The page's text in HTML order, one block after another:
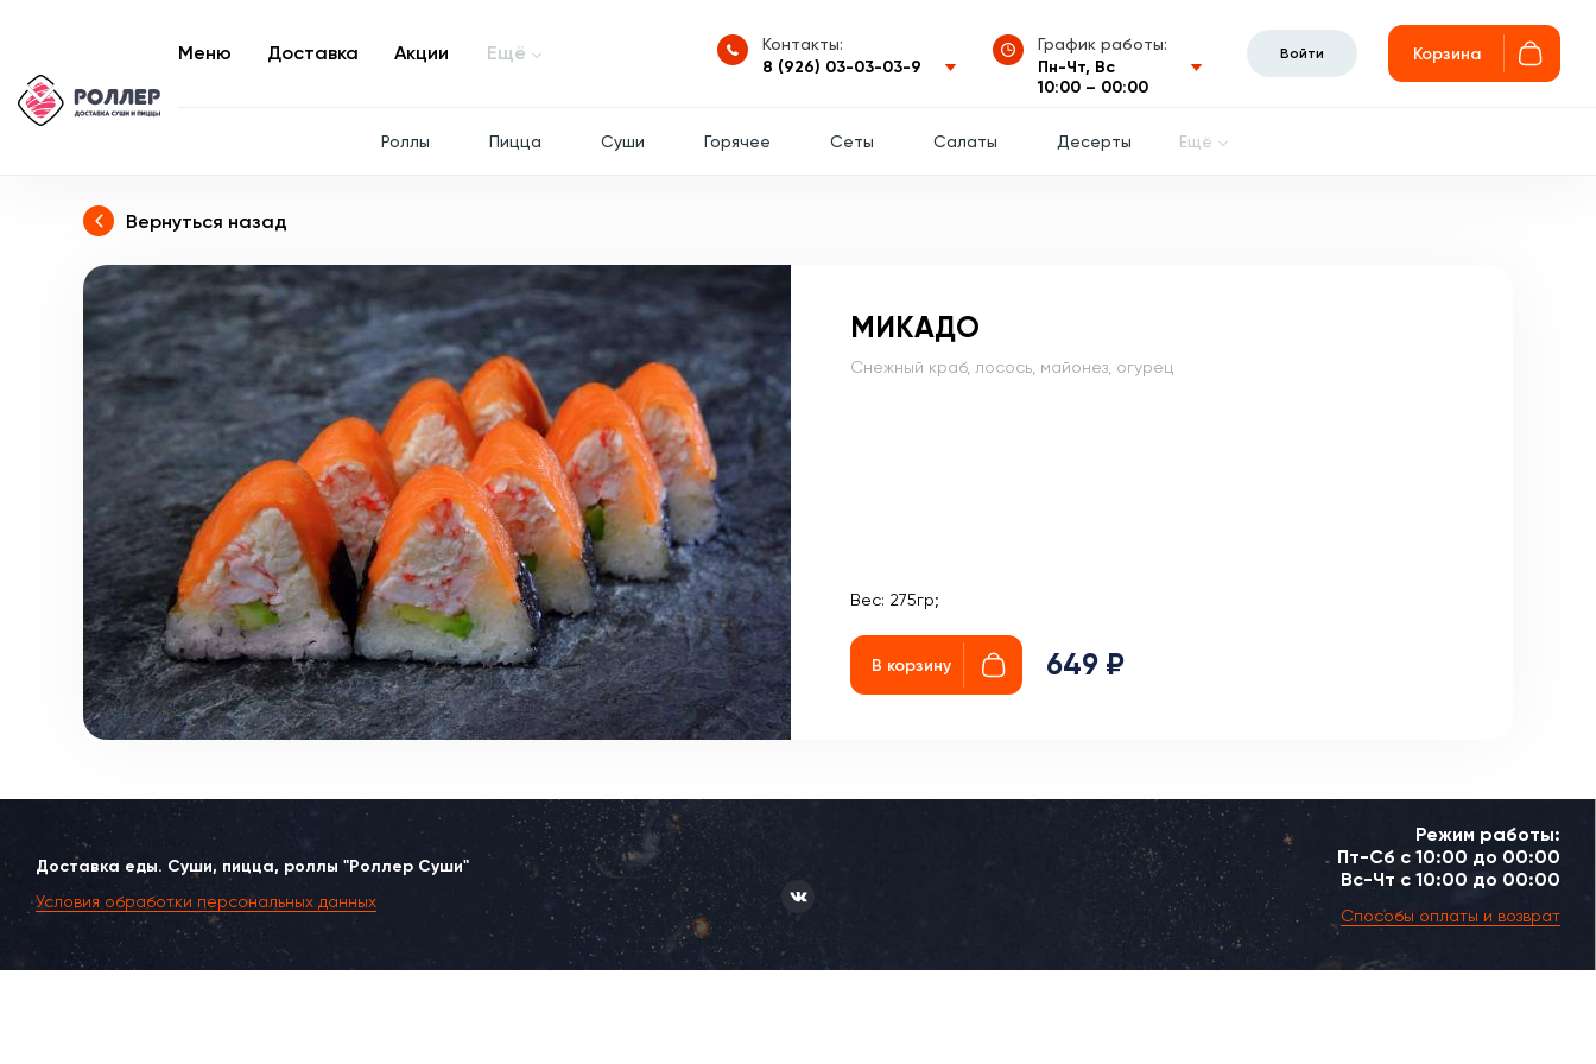
Контакты:
8 (926) 03-03-03-9
График работы:
Пн-Чт, Вс
10:00 – 00:00
Меню Доставка Акции Ещё Войти Корзина
Роллы Пицца Суши Горячее Сеты Салаты Десерты Ещё
Вернуться назад
МИКАДО
Снежный краб, лосось, майонез, огурец
Вес: 275гр;
В корзину 649 ₽
Доставка еды. Суши, пицца, роллы "Роллер Суши"
Условия обработки персональных данных
Режим работы:
Пт-Сб с 10:00 до 00:00
Вс-Чт с 10:00 до 00:00
Способы оплаты и возврат